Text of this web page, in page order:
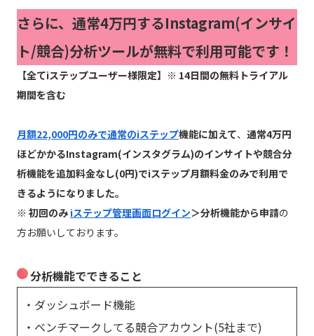
さらに、通常4万円するInstagram(インサイ
ト/競合)分析ツールが無料で利用可能です！
【全てiステップユーザー様限定】※ 14日間の無料トライアル
期間を含む
月額22,000円のみで通常のiステップ機能に加えて、 通常4万円
ほどかかるInstagram(インスタグラム)のインサイトや競合分
析機能を追加料金なし(0円)でiステップ月額料金のみで利用で
きるようになりました。
※ 初回のみ iステップ管理画面ログイン＞分析機能から申請の
方お願いしております。
分析機能でできること
・ダッシュボード機能
・ベンチマークしてる競合アカウント(5社まで)